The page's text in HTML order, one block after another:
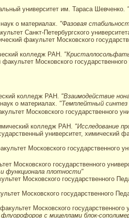
университет им. Тараса Шевченко.
о материалах. "Фазовая
Санкт-Петербургского
факультет Московского
колледж РАН.
Московского
колледж РАН. "Взаимодействие
о материалах. "Темплейтный синтез
Московского государственного
колледж РАН. "Исследование
университет, химический
Московского государственного
Московского государственного
функционала плотности"
Московского государственного
Московского государственного
Московского
с мицеллами блок-